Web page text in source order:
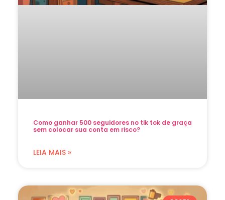
Como ganhar 500 seguidores no tik tok de graça
sem colocar sua conta em risco?
LEIA MAIS »